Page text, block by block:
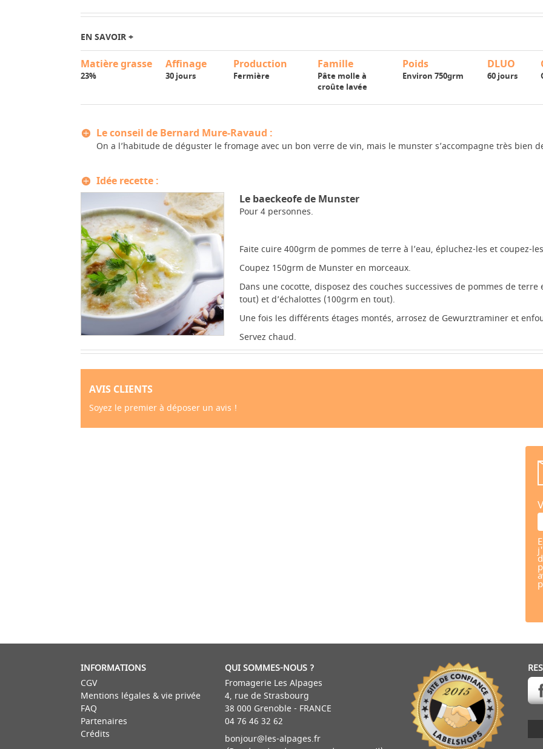
EN SAVOIR +
Matière grasse
23%
Affinage
30 jours
Production
Fermière
Famille
Pâte molle à
croûte lavée
Poids
Environ 750grm
DLUO
60 jours
Le conseil de Bernard Mure-Ravaud :
On a l’habitude de déguster le fromage avec un bon verre de vin, mais le munster s’accompagne très bien
Idée recette :
Le baeckeofe de Munster
Pour 4 personnes.
Faite cuire 400grm de pommes de terre à l’eau, épluchez-les et coupez-
Coupez 150grm de Munster en morceaux.
Dans une cocotte, disposez des couches successives de pommes de
tout) et d’échalottes (100grm en tout).
Une fois les différents étages montés, arrosez de Gewurztraminer et
Servez chaud.
AVIS CLIENTS
Soyez le premier à déposer un avis !
INFORMATIONS
CGV
Mentions légales & vie privée
FAQ
Partenaires
Crédits
QUI SOMMES-NOUS ?
Fromagerie Les Alpages
4, rue de Strasbourg
38 000 Grenoble - FRANCE
04 76 46 32 62
bonjour@les-alpages.fr